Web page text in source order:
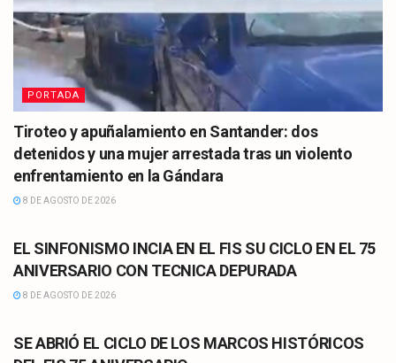
PORTADA
Tiroteo y apuñalamiento en Santander: dos
detenidos y una mujer arrestada tras un violento
enfrentamiento en la Gándara
8 DE AGOSTO DE 2026
EL SINFONISMO INCIA EN EL FIS SU CICLO EN EL 75
ANIVERSARIO CON TECNICA DEPURADA
8 DE AGOSTO DE 2026
SE ABRIÓ EL CICLO DE LOS MARCOS HISTÓRICOS